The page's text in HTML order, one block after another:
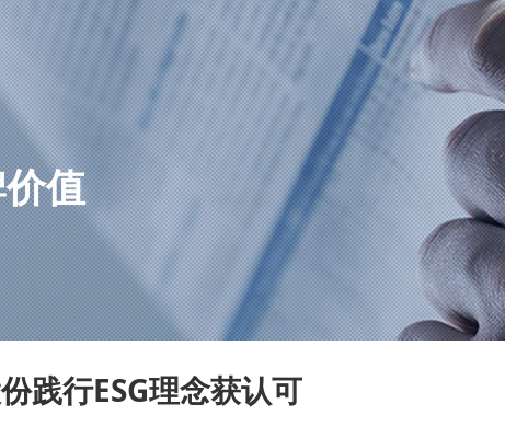
>企业文化 >企业荣誉
- 发展历程
>发展历程
>宣传视频 >媒体关注
>钛产业 >关联企业
- 金融投资
>金融投资
>钛产业板块 >金融投资
- 关联企业板块
>关联企业板块
>人才理念
>公益事业
值
践行ESG理念获认可